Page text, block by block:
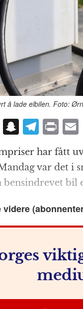
å lade elbilen. Foto:
X S
n
a
p
c
h
at
T
e
g
r
a
m
P
ri
n
t
l
har fått
var det
bil
videre